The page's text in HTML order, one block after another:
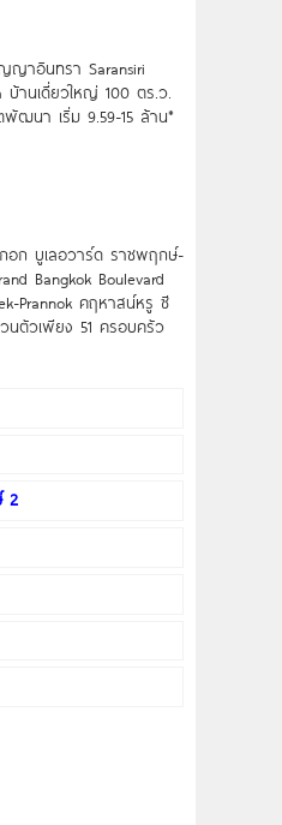
าอินทรา Saransiri
บ้านเดี่ยวใหญ่ 100 ตร.ว.
ฒนา เริ่ม 9.59-15 ล้าน*
อก บูเลอวาร์ด ราชพฤกษ์-
Bangkok Boulevard
Prannok คฤหาสน์หรู ซี
นตัวเพียง 51 ครอบครัว
2